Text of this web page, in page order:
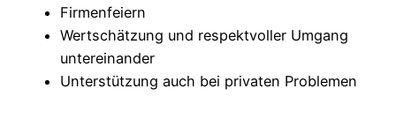
Firmenfeiern
Wertschätzung und respektvoller Umgang
untereinander
Unterstützung auch bei privaten Problemen